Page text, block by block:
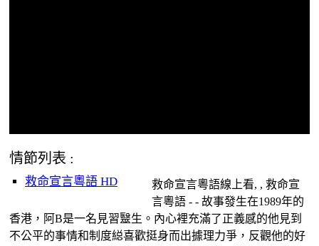
情節列表 :
救命宣言粵語 HD
救命宣言粵語線上看, , 救命宣
言粵語 - - 故事發生在1989年的
香港，阿B是一名見習毉生。內心裡充滿了正義感的他見到
不公平的事情和制度縂喜歡挺身而出據理力爭，反觀他的好